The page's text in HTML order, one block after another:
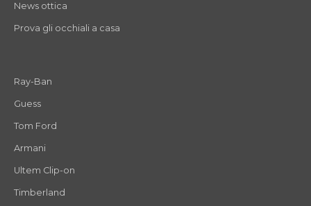
News ottica
Prova gli occhiali a casa
Ray-Ban
Guess
Tom Ford
Armani
Ultem Clip-on
Timberland